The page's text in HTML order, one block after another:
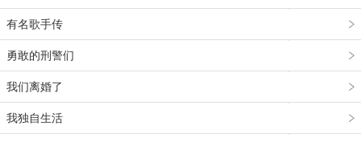
有名歌手传
勇敢的刑警们
我们离婚了
我独自生活